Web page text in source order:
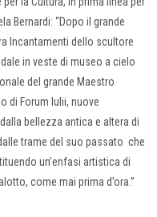
Bernardi: “Dopo il grande
Incantamenti dello scultore
in veste di museo a cielo
del grande Maestro
di Forum Iulii, nuove
bellezza antica e altera di
trame del suo passato che
un’enfasi artistica di
come mai prima d’ora.”